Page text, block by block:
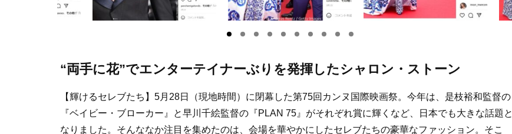
“両手に花”でエンターテイナーぶりを発揮したシャロン・ストーン
【輝けるセレブたち】5月28日（現地時間）に閉幕した第75回カンヌ国際映画祭。今年は、是枝裕和監督の
『ベイビー・ブローカー』と早川千絵監督の『PLAN 75』がそれぞれ賞に輝くなど、日本でも大きな話題と
なりました。そんななか注目を集めたのは、会場を華やかにしたセレブたちの豪華なファッション。そこ